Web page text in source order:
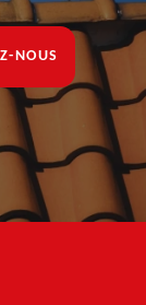
NOUS